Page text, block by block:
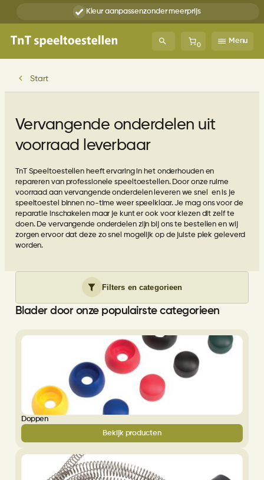
inhoud
Kleur aanpassenzonder meerprijs
0
Menu
Start
Vervangende onderdelen uit
voorraad leverbaar
TnT Speeltoestellen heeft ervaring in het onderhouden en
repareren van professionele speeltoestellen. Door onze ruime
voorraad aan vervangende onderdelen leveren we snel en is je
speeltoestel binnen no-time weer speelklaar. Je mag ons voor de
reparatie inschakelen maar je kunt er ook voor kiezen dit zelf te
doen. De vervangende onderdelen zijn bij ons te bestellen en wij
zorgen ervoor dat deze zo snel mogelijk op de juiste plek geleverd
worden.
Filters en categorieen
Blader door onze populairste categorieen
Doppen
Bekijk producten